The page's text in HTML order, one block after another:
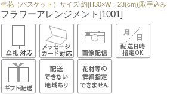
生花（バスケット）サイズ 約[H30×W：23(cm)]取手込み
フラワーアレンジメント[1001]